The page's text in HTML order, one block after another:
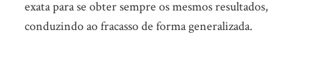
exata para se obter sempre os mesmos resultados,
conduzindo ao fracasso de forma generalizada.